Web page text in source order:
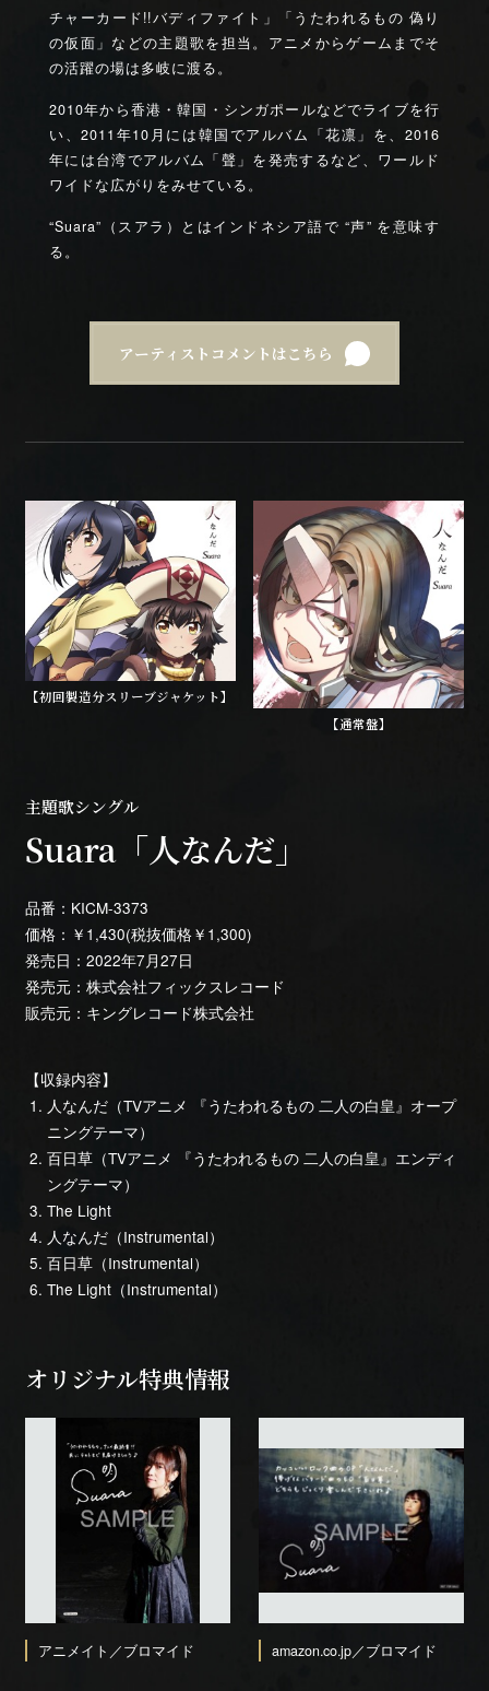
チャーカード!!バディファイト」「うたわれるもの 偽り
の仮面」などの主題歌を担当。アニメからゲームまでそ
の活躍の場は多岐に渡る。
2010年から香港・韓国・シンガポールなどでライブを行
い、2011年10月には韓国でアルバム「花凛」を、2016
年には台湾でアルバム「聲」を発売するなど、ワールド
ワイドな広がりをみせている。
“Suara”（スアラ）とはインドネシア語で “声” を意味す
る。
アーティストコメントはこちら
【初回製造分スリーブジャケット】
【通常盤】
主題歌シングル
Suara「人なんだ」
品番：KICM-3373
価格：￥1,430(税抜価格￥1,300)
発売日：2022年7月27日
発売元：株式会社フィックスレコード
販売元：キングレコード株式会社
【収録内容】
人なんだ（TVアニメ 『うたわれるもの 二人の白皇』オープ
ニングテーマ）
百日草（TVアニメ 『うたわれるもの 二人の白皇』エンディ
ングテーマ）
The Light
人なんだ（Instrumental）
百日草（Instrumental）
The Light（Instrumental）
オリジナル特典情報
アニメイト／ブロマイド amazon.co.jp／ブロマイド